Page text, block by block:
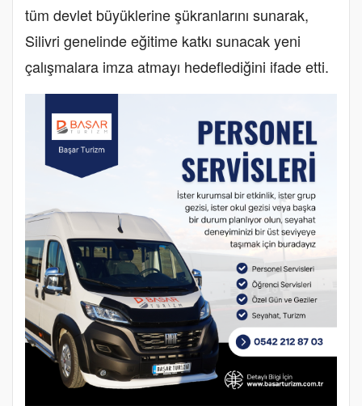
tüm devlet büyüklerine şükranlarını sunarak,
Silivri genelinde eğitime katkı sunacak yeni
çalışmalara imza atmayı hedeflediğini ifade etti.